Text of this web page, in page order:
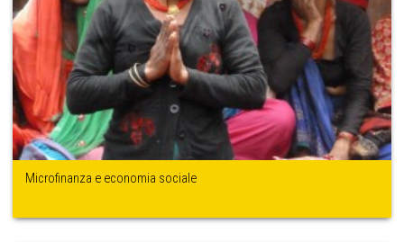
Microfinanza e economia sociale